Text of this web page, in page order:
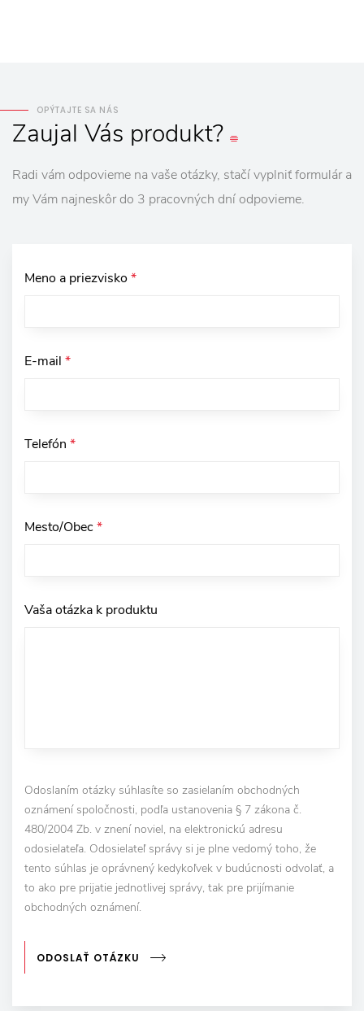
OPÝTAJTE SA NÁS
Zaujal Vás produkt?
Radi vám odpovieme na vaše otázky, stačí vyplniť formulár a
my Vám najneskôr do 3 pracovných dní odpovieme.
Meno a priezvisko *
E-mail *
Telefón *
Mesto/Obec*
Vaša otázka k produktu
Odoslaním otázky súhlasíte so zasielaním obchodných
oznámení spoločnosti, podľa ustanovenia § 7 zákona č.
480/2004 Zb. v znení noviel, na elektronickú adresu
odosielateľa. Odosielateľ správy si je plne vedomý toho, že
tento súhlas je oprávnený kedykoľvek v budúcnosti odvolať, a
to ako pre prijatie jednotlivej správy, tak pre prijímanie
obchodných oznámení.
ODOSLAŤ OTÁZKU